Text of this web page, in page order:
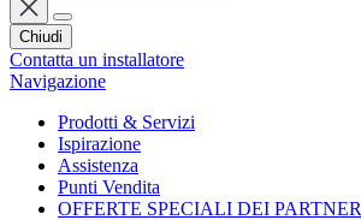
Chiudi
Contatta un installatore
Navigazione
Prodotti & Servizi
Ispirazione
Assistenza
Punti Vendita
OFFERTE SPECIALI DEI PARTNER